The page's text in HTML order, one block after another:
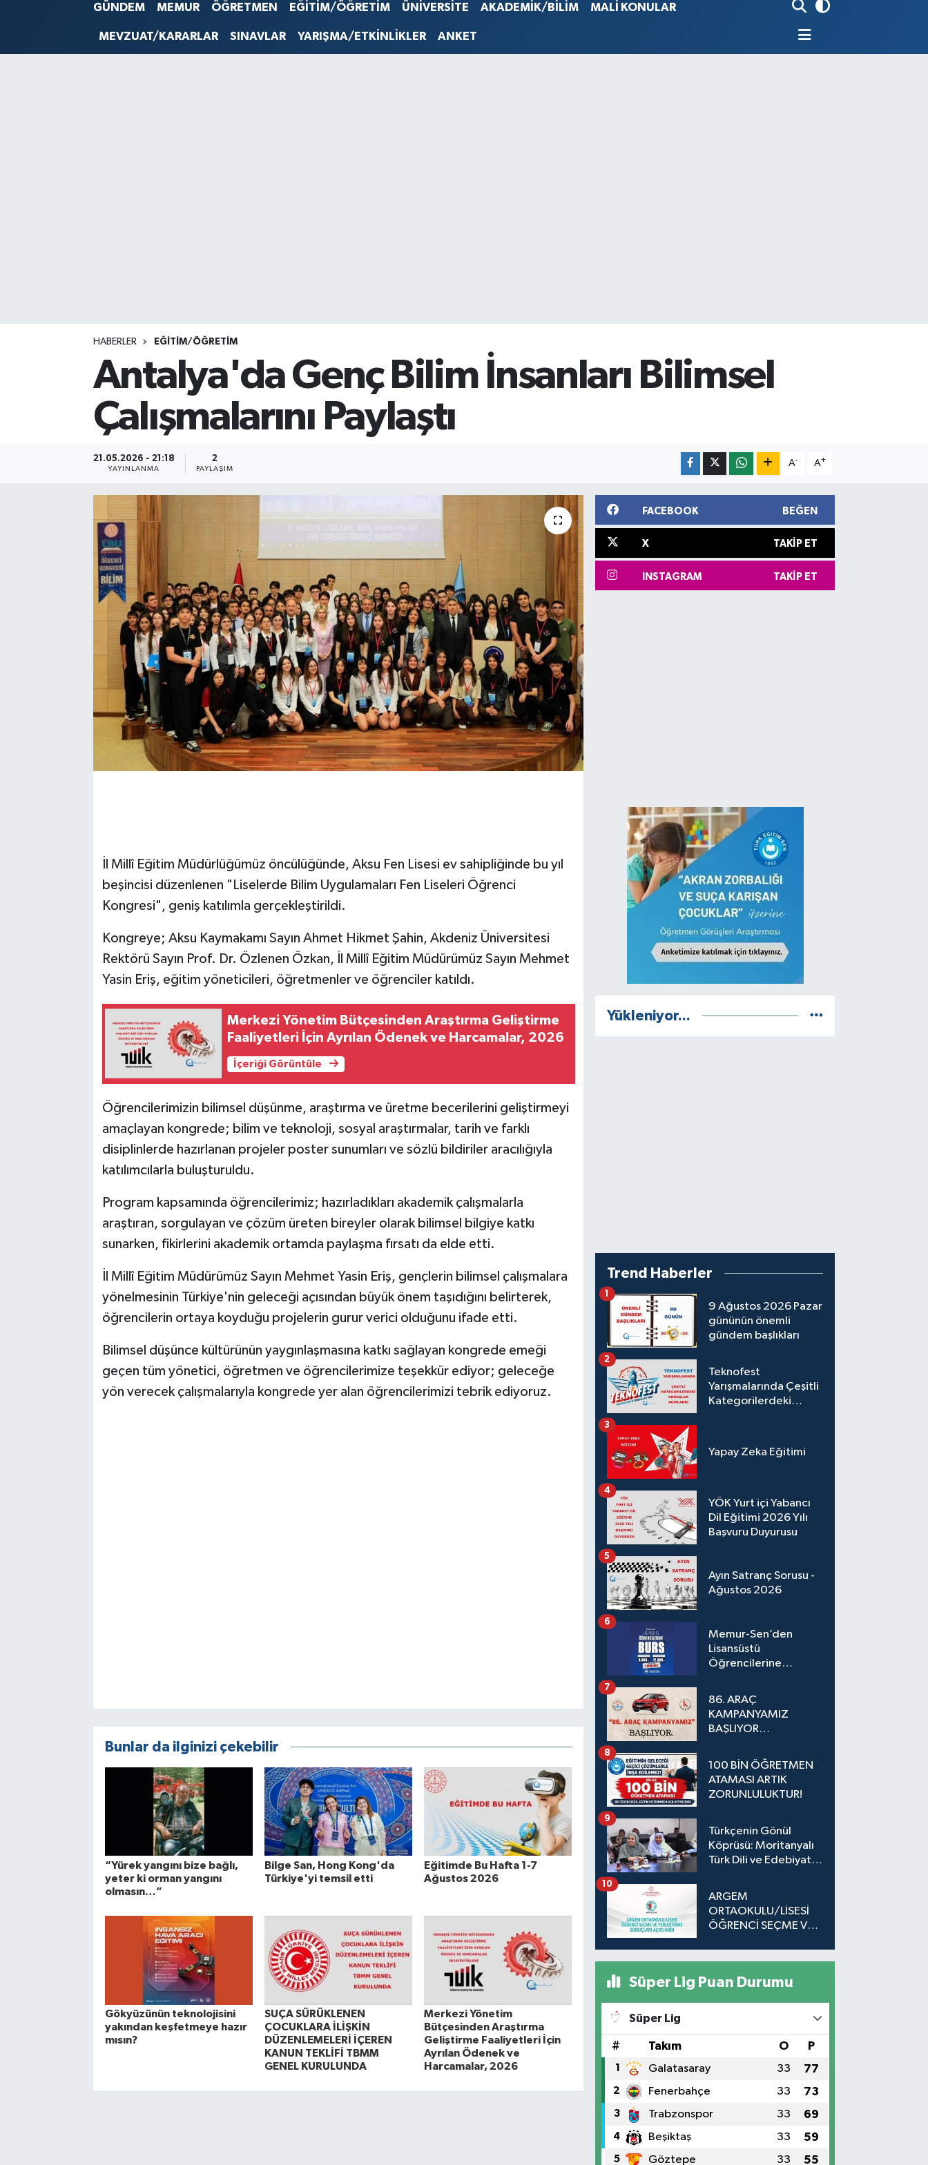
STERLİN
GÜNDEM MEMUR ÖĞRETMEN EĞİTİM/ÖĞRETİM ÜNİVERSİTE AKADEMİK/BİLİM MALİ KONULAR
MEVZUAT/KARARLAR SINAVLAR YARIŞMA/ETKİNLİKLER ANKET
HABERLER EĞİTİM/ÖĞRETİM
Antalya'da Genç Bilim İnsanları Bilimsel
Çalışmalarını Paylaştı
21.05.2026 - 21:18
YAYINLANMA
2
PAYLAŞIM
A- A+
İl Millî Eğitim Müdürlüğümüz öncülüğünde, Aksu Fen Lisesi ev sahipliğinde bu yıl
beşincisi düzenlenen "Liselerde Bilim Uygulamaları Fen Liseleri Öğrenci
Kongresi", geniş katılımla gerçekleştirildi.
Kongreye; Aksu Kaymakamı Sayın Ahmet Hikmet Şahin, Akdeniz Üniversitesi
Rektörü Sayın Prof. Dr. Özlenen Özkan, İl Millî Eğitim Müdürümüz Sayın Mehmet
Yasin Eriş, eğitim yöneticileri, öğretmenler ve öğrenciler katıldı.
Merkezi Yönetim Bütçesinden Araştırma Geliştirme
Faaliyetleri İçin Ayrılan Ödenek ve Harcamalar, 2026
İçeriği Görüntüle
Öğrencilerimizin bilimsel düşünme, araştırma ve üretme becerilerini geliştirmeyi
amaçlayan kongrede; bilim ve teknoloji, sosyal araştırmalar, tarih ve farklı
disiplinlerde hazırlanan projeler poster sunumları ve sözlü bildiriler aracılığıyla
katılımcılarla buluşturuldu.
Program kapsamında öğrencilerimiz; hazırladıkları akademik çalışmalarla
araştıran, sorgulayan ve çözüm üreten bireyler olarak bilimsel bilgiye katkı
sunarken, fikirlerini akademik ortamda paylaşma fırsatı da elde etti.
İl Millî Eğitim Müdürümüz Sayın Mehmet Yasin Eriş, gençlerin bilimsel çalışmalara
yönelmesinin Türkiye'nin geleceği açısından büyük önem taşıdığını belirterek,
öğrencilerin ortaya koyduğu projelerin gurur verici olduğunu ifade etti.
Bilimsel düşünce kültürünün yaygınlaşmasına katkı sağlayan kongrede emeği
geçen tüm yönetici, öğretmen ve öğrencilerimize teşekkür ediyor; geleceğe
yön verecek çalışmalarıyla kongrede yer alan öğrencilerimizi tebrik ediyoruz.
Bunlar da ilginizi çekebilir
“Yürek yangını bize bağlı,
yeter ki orman yangını
olmasın…”
Bilge San, Hong Kong'da
Türkiye'yi temsil etti
Eğitimde Bu Hafta 1-7
Ağustos 2026
Gökyüzünün teknolojisini
yakından keşfetmeye hazır
mısın?
SUÇA SÜRÜKLENEN
ÇOCUKLARA İLİŞKİN
DÜZENLEMELERİ İÇEREN
KANUN TEKLİFİ TBMM
GENEL KURULUNDA
Merkezi Yönetim
Bütçesinden Araştırma
Geliştirme Faaliyetleri İçin
Ayrılan Ödenek ve
Harcamalar, 2026
FACEBOOK BEĞEN
X TAKIP ET
INSTAGRAM TAKIP ET
Yükleniyor...
Trend Haberler
9 Ağustos 2026 Pazar
gününün önemli
gündem başlıkları
1
Teknofest
Yarışmalarında Çeşitli
Kategorilerdeki
2
Yapay Zeka Eğitimi
3
YÖK Yurt içi Yabancı
Dil Eğitimi 2026 Yılı
Başvuru Duyurusu
4
Ayın Satranç Sorusu -
Ağustos 2026
5
Memur-Sen’den
Lisansüstü
Öğrencilerine
6
86. ARAÇ
KAMPANYAMIZ
BAŞLIYOR…
7
100 BİN ÖĞRETMEN
ATAMASI ARTIK
ZORUNLULUKTUR!
8
Türkçenin Gönül
Köprüsü: Moritanyalı
Türk Dili ve Edebiyatı
9
ARGEM
ORTAOKULU/LİSESİ
ÖĞRENCİ SEÇME VE
10
Süper Lig Puan Durumu
Süper Lig
# Takım O P
1 Galatasaray 33 77
2 Fenerbahçe 33 73
3 Trabzonspor 33 69
4 Beşiktaş 33 59
5 Göztepe 33 55